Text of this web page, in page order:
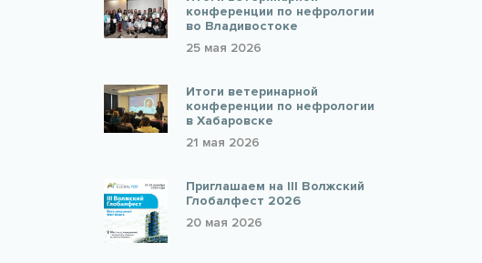
конференции по нефрологии
во Владивостоке
25 мая 2026
Итоги ветеринарной
конференции по нефрологии
в Хабаровске
21 мая 2026
Приглашаем на III Волжский
Глобалфест 2026
20 мая 2026